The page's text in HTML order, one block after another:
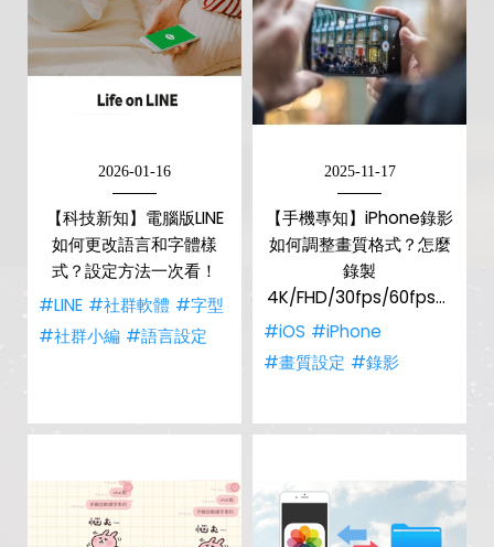
2026-01-16
【科技新知】電腦版LINE
如何更改語言和字體樣
式？設定方法一次看！
#LINE #社群軟體 #字型
#社群小編 #語言設定
2025-11-17
【手機專知】iPhone錄影
如何調整畫質格式？怎麼
錄製
4K/FHD/30fps/60fps影
片？選哪個比較好？
#iOS #iPhone
#畫質設定 #錄影